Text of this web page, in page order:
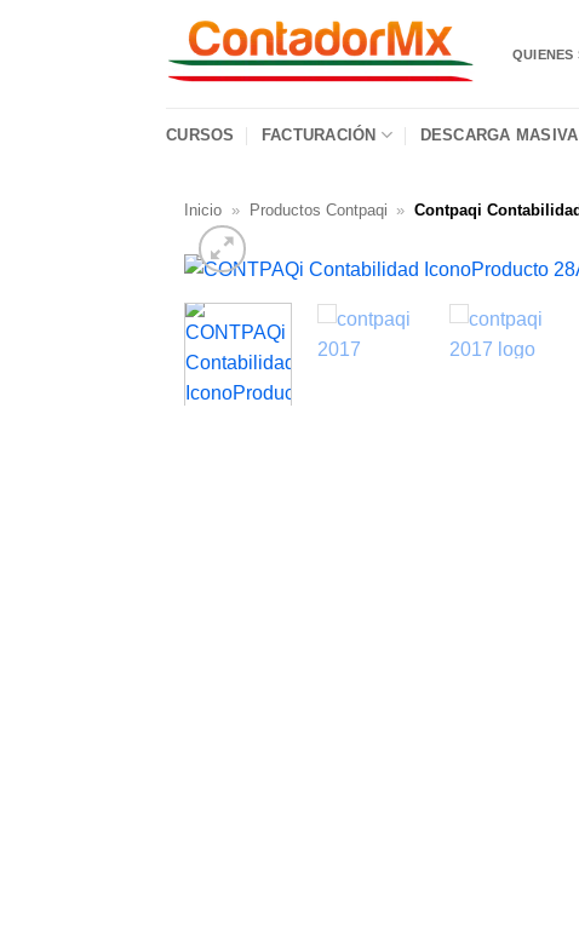
QUIENES
CURSOS FACTURACIÓN DESCARGA
Inicio » Productos Contpaqi » Contpaqi